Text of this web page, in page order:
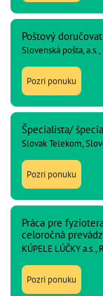
Poštový
Slovenská pošta,
Pozri ponuku
Slovak Telekom,
Pozri ponuku
Práca pre
celoročná
KÚPELE LÚČKY
Pozri ponuku